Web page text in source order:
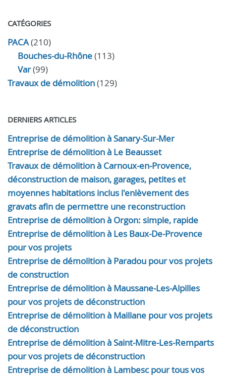
CATÉGORIES
PACA(210)
Bouches-du-Rhône(113)
Var(99)
Travaux de démolition(129)
DERNIERS ARTICLES
Entreprise de démolition à Sanary-Sur-Mer
Entreprise de démolition à Le Beausset
Travaux de démolition à Carnoux-en-Provence,
déconstruction de maison, garages, petites et
moyennes habitations inclus l'enlèvement des
gravats afin de permettre une reconstruction
Entreprise de démolition à Orgon: simple, rapide
Entreprise de démolition à Les Baux-De-Provence
pour vos projets
Entreprise de démolition à Paradou pour vos projets
de construction
Entreprise de démolition à Maussane-Les-Alpilles
pour vos projets de déconstruction
Entreprise de démolition à Maillane pour vos projets
de déconstruction
Entreprise de démolition à Saint-Mitre-Les-Remparts
pour vos projets de déconstruction
Entreprise de démolition à Lambesc pour tous vos